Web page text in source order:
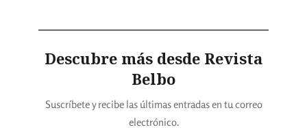
Descubre más desde Revista
Belbo
Suscríbete y recibe las últimas entradas en tu correo
electrónico.